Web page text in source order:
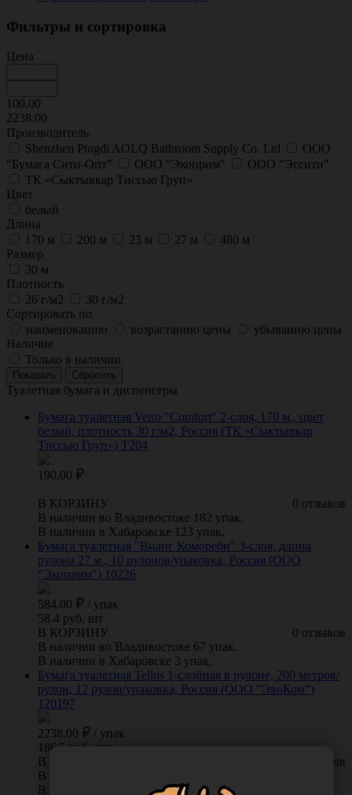
Фильтры и сортировка
Цена
100.00
2238.00
Производитель
Shenzhen Pingdi AOLQ Bathroom Supply Co. Ltd
ООО
"Бумага Сити-Опт"
ООО "Экоприм"
ООО "Эссити"
ТК «Сыктывкар Тиссью Груп»
Цвет
белый
Длина
170 м
200 м 23 м 27 м
480 м
Размер
30 м
Плотность
26 г/м2
30 г/м2
Сортировать по
наименованию
возрастанию цены
убыванию цены
Наличие
Только в наличии
Туалетная бумага и диспенсеры
Бумага туалетная Veiro "Comfort" 2-слоя, 170 м., цвет
белый, плотность 30 г/м2, Россия (ТК «Сыктывкар
Тиссью Груп») Т204
190.00
0 отзывов
В КОРЗИНУ
В наличии во Владивостоке 182 упак.
В наличии в Хабаровске 123 упак.
Бумага туалетная "Вианг Комореби" 3-слоя, длина
рулона 27 м., 10 рулонов/упаковка, Россия (ООО
"Экоприм") 10226
584.00 / упак
58.4 руб. шт
0 отзывов
В КОРЗИНУ
В наличии во Владивостоке 67 упак.
В наличии в Хабаровске 3 упак.
Бумага туалетная Tellus 1-слойная в рулоне, 200 метров/
рулон, 12 рулон/упаковка, Россия (ООО "ЭвоКом")
120197
2238.00 / упак
186.5 руб. шт
0 отзывов
В КОРЗИНУ
В наличии во Владивостоке 36 упак.
В наличии в Хабаровске 0 упак.